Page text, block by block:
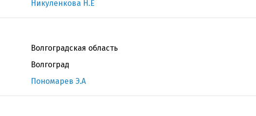
Никуленкова Н.Е
Волгоградская область
Волгоград
Пономарев Э.А